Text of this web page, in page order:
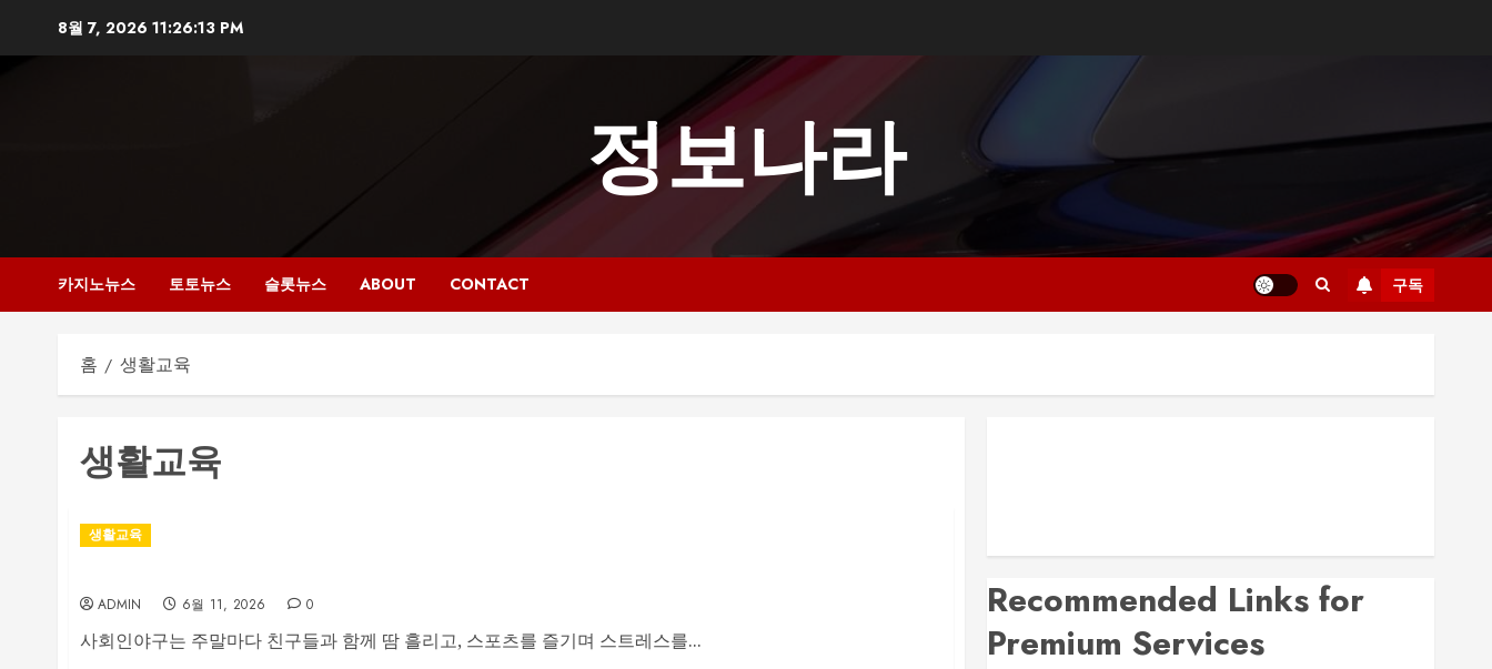
8월 7, 2026 11:26:14 PM
정보나라
카지노뉴스 토토뉴스 슬롯뉴스 ABOUT CONTACT 구독
홈 생활교육
생활교육
생활교육
ADMIN 6월 11, 2026 0
사회인야구는 주말마다 친구들과 함께 땀 흘리고, 스포츠를 즐기며 스트레스를...
Recommended Links for
Premium Services